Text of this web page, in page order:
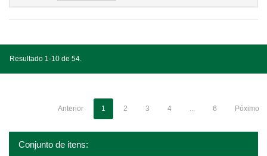
Resultado 1-10 de 54.
Anterior 1 2 3 4 ... 6 Póximo
Conjunto de itens: